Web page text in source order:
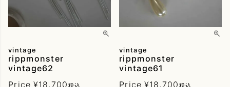
vintage
rippmonster
vintage62
Price ¥18,700
vintage
rippmonster
vintage61
Price ¥18,700